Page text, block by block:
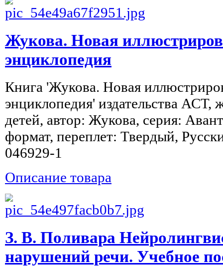
Жукова. Новая
энциклопедия
Книга 'Жукова. Новая
энциклопедия' издательства
детей, автор: Жукова, серия:
формат, переплет: Твердый,
046929-1
Описание товара
З. В. Поливара
нарушений речи. Учебное